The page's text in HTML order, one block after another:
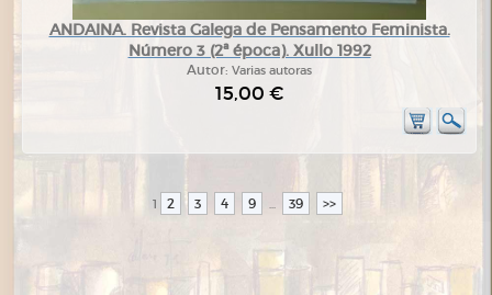
ANDAINA. Revista Galega de Pensamento Feminista.
Número 3 (2ª época). Xullo 1992
Autor: Varias autoras
15,00 €
1 2 3 4 9 ... 39 >>